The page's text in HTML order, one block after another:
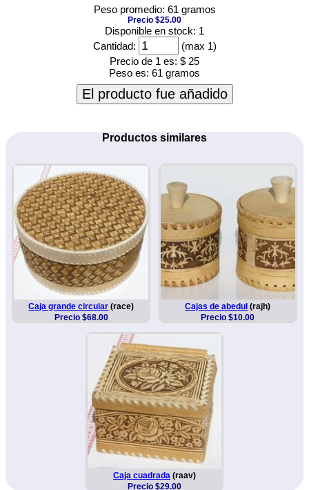
Peso promedio: 61 gramos
Precio $25.00
Disponible en stock: 1
Cantidad:
(max 1)
Precio de 1 es: $ 25
Peso es: 61 gramos
El producto fue añadido
Productos similares
Caja grande circular (race)
Precio $68.00
Cajas de abedul (rajh)
Precio $10.00
Caja cuadrada (raav)
Precio $29.00